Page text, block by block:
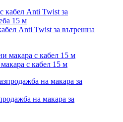
Anti Twist за вътрешна
с кабел 15 м
на макара за